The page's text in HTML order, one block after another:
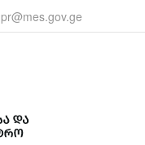
pr@mes.gov.ge